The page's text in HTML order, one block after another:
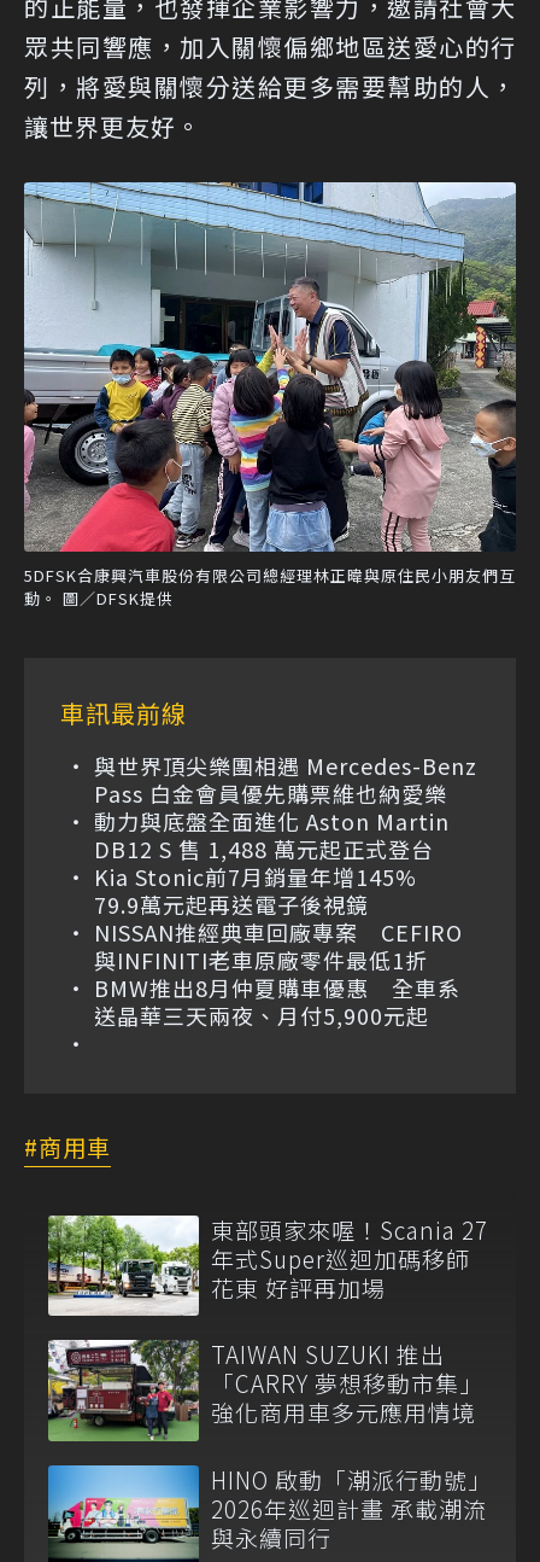
眾共同響應，加入關懷偏鄉地區送愛心的行
列，將愛與關懷分送給更多需要幫助的人，
讓世界更友好。
5DFSK合康興汽車股份有限公司總經理林正暐與原住民小朋友們互
動。 圖／DFSK提供
車訊最前線
與世界頂尖樂團相遇 Mercedes-Benz
Pass 白金會員優先購票維也納愛樂
動力與底盤全面進化 Aston Martin
DB12 S 售 1,488 萬元起正式登台
Kia Stonic前7月銷量年增145%
79.9萬元起再送電子後視鏡
NISSAN推經典車回廠專案 CEFIRO
與INFINITI老車原廠零件最低1折
BMW推出8月仲夏購車優惠 全車系
送晶華三天兩夜、月付5,900元起
商用車
東部頭家來喔！Scania 27
年式Super巡迴加碼移師
花東 好評再加場
TAIWAN SUZUKI 推出
「CARRY 夢想移動市集」
強化商用車多元應用情境
HINO 啟動「潮派行動號」
2026年巡迴計畫 承載潮流
與永續同行